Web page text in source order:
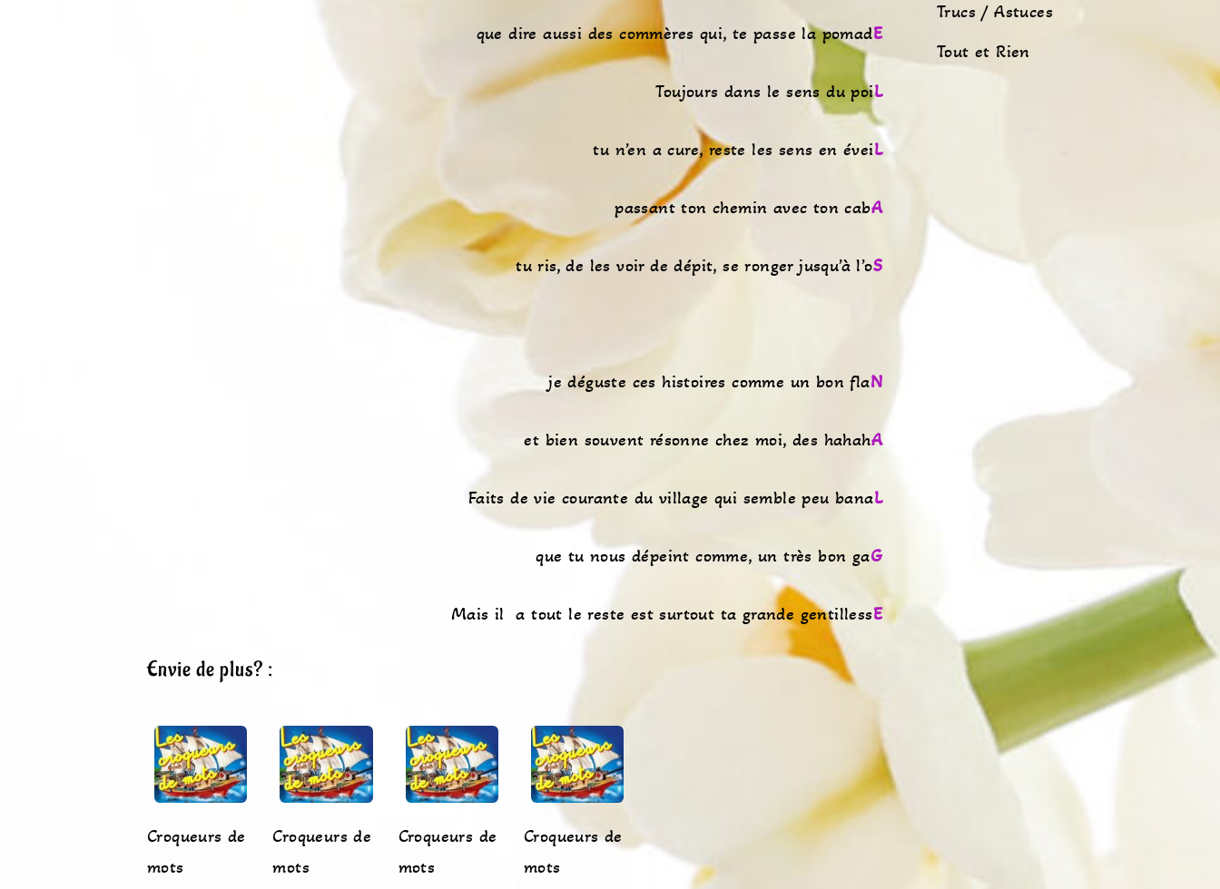
que dire aussi des commères qui, te passe la pomadE
Toujours dans le sens du poiL
tu n’en a cure, reste les sens en éveiL
passant ton chemin avec ton cabA
tu ris, de les voir de dépit, se ronger jusqu’à l’oS
je déguste ces histoires comme un bon flaN
et bien souvent résonne chez moi, des hahahA
Faits de vie courante du village qui semble peu banaL
que tu nous dépeint comme, un très bon gaG
Mais il a tout le reste est surtout ta grande gentillessE
Envie de plus? :
Croqueurs de
mots
Croqueurs de
mots
Croqueurs de
mots
Croqueurs de
mots
Trucs / Astuces
Tout et Rien